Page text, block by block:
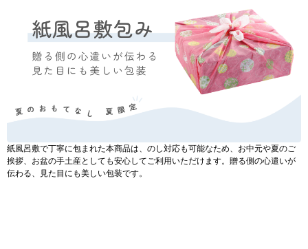
紙風呂敷で丁寧に包まれた本商品は、のし対応も可能なため、お中元や夏のご
挨拶、お盆の手土産としても安心してご利用いただけます。贈る側の心遣いが
伝わる、見た目にも美しい包装です。